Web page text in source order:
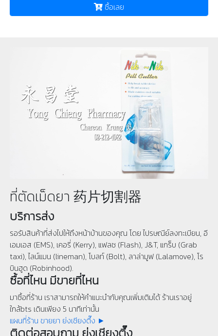
ซื้อเลย
ที่ตัดเม็ดยา 药片切割器
บริการส่ง
รอรับสินค้าที่ส่งไปให้ถึงหน้าบ้านของคุณ โดย ไปรษณีย์ลงทะเบียน, อี
เอมเอส (EMS), เคอรี่ (Kerry), แฟลช (Flash), J&T, แกร็บ (Grab
taxi), ไลน์แมน (lineman), โบลท์ (Bolt), ลาล่ามูฟ (Lalamove), โร
บินฮูด (Robinhood).
ซื้อที่ไหน มีขายที่ไหน
มาซื้อที่ร้าน เราสามารถให้คำแนะนำกับคุณเพิ่มเติมได้ ร้านเราอยู่
ใกล้bts เดินเพียง 5 นาทีเท่านั้น
แผนที่ร้าน ขายยา ย่งเชียงตึ๊ง ►